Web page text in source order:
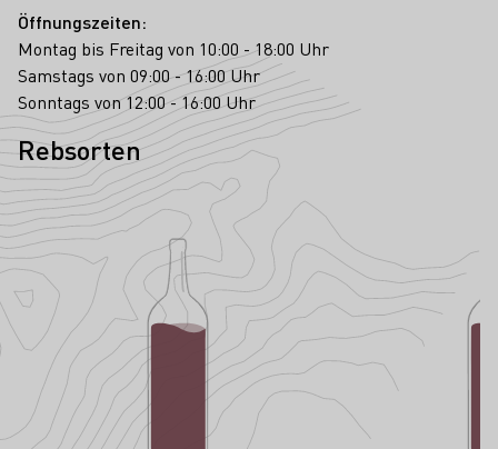
Öffnungszeiten:
Montag bis Freitag von 10:00 - 18:00 Uhr
Samstags von 09:00 - 16:00 Uhr
Sonntags von 12:00 - 16:00 Uhr
Rebsorten